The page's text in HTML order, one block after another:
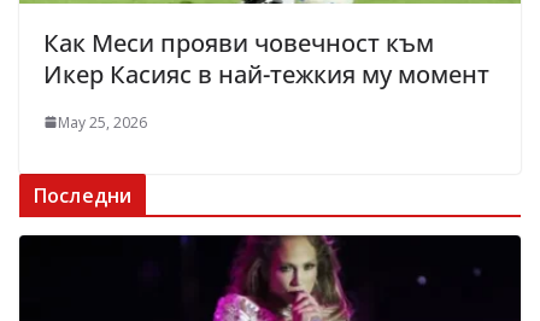
Как Меси прояви човечност към
Икер Касияс в най-тежкия му момент
May 25, 2026
Последни